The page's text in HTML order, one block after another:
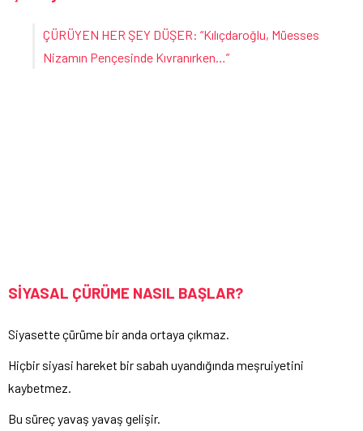
ÇÜRÜYEN HER ŞEY DÜŞER: “Kılıçdaroğlu, Müesses
Nizamın Pençesinde Kıvranırken…”
SİYASAL ÇÜRÜME NASIL BAŞLAR?
Siyasette çürüme bir anda ortaya çıkmaz.
Hiçbir siyasi hareket bir sabah uyandığında meşruiyetini
kaybetmez.
Bu süreç yavaş yavaş gelişir.